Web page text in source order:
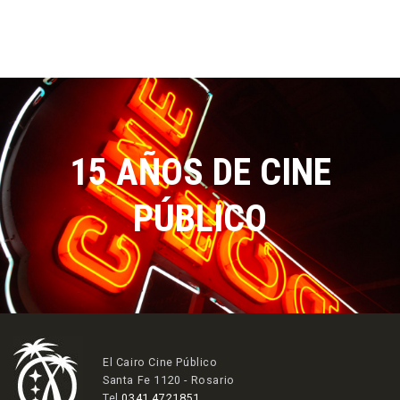
15 AÑOS DE CINE
PÚBLICO
El Cairo Cine Público
Santa Fe 1120 - Rosario